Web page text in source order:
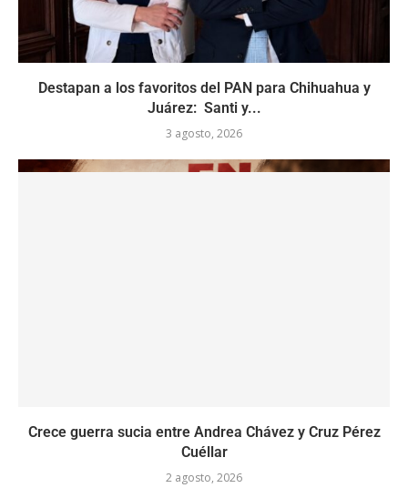
Destapan a los favoritos del PAN para Chihuahua y
Juárez: Santi y...
3 agosto, 2026
Crece guerra sucia entre Andrea Chávez y Cruz Pérez
Cuéllar
2 agosto, 2026